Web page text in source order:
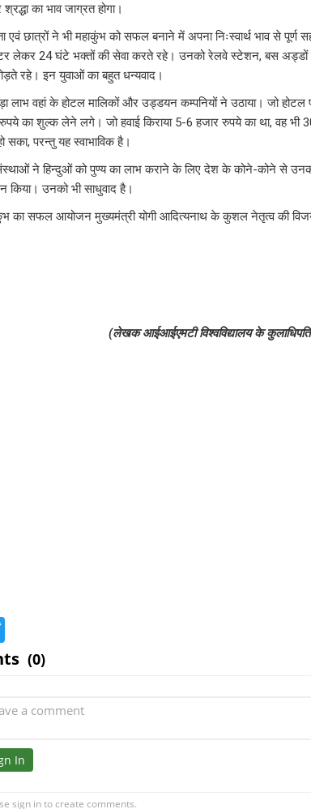
का भाव जाग्रत होगा।
एवं छात्रों ने भी महाकुंभ को सफल बनाने में अपना निःस्वार्थ भाव से पूर्ण
लेकर 24 घंटे भक्तों की सेवा करते रहे। उनको रेलवे स्टेशन, बस
रहे। इन युवाओं का बहुत धन्यवाद।
लाभ वहां के होटल मालिकों और उड्डयन कम्पनियों ने उठाया। जो
का शुल्क लेने लगे। जो हवाई किराया 5-6 हजार रुपये का था, वह भी
सका, परन्तु यह स्वाभाविक है।
ने हिन्दुओं को पुण्य का लाभ कराने के लिए देश के कोने-कोने से
किया। उनको भी साधुवाद है।
का सफल आयोजन मुख्यमंत्री योगी आदित्यनाथ के कुशल नेतृत्व की
(लेखक आईआईएमटी विश्वविद्यालय के